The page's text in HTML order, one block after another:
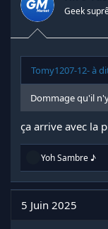
s
:
Geek
Tomy1207-12- à
Dommage qu'il
ça arrive avec la
R
a
c
t
i
Yoh Sambre ♪
5 Juin 2025